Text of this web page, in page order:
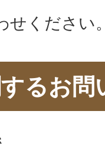
せください
るお問